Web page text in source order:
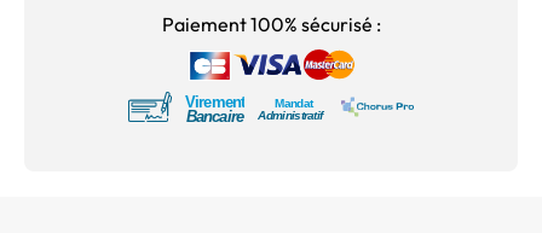
Paiement 100% sécurisé :